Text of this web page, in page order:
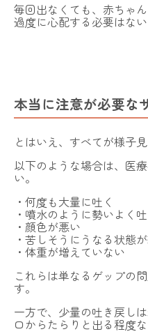
毎回出なくても、赤ちゃ
過度に心配する必要はない
本当に注意が必要な
とはいえ、すべてが様子
以下のような場合は、医
い。
・何度も大量に吐く
・噴水のように勢いよく吐
・顔色が悪い
・苦しそうにうなる状態
・体重が増えていない
これらは単なるゲップの
す。
一方で、少量の吐き戻し
口からたらりと出る程度